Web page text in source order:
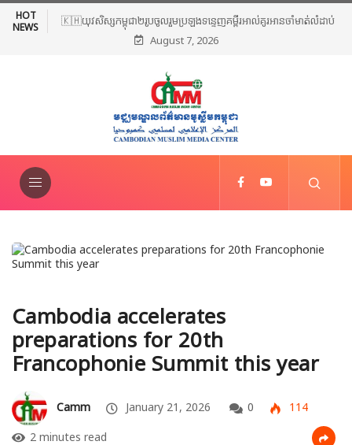
HOT
NEWS
🇰🇭យុវសិស្សកម្ពុជា២រូបចូលរួមប្រឡងទន្ទេញគម្ពីរអាល់គូរអានចាំមាត់លំដាប់
ពិភពលោក លើកទី៤៦ នៅទីក្រុងម៉ាក់កះ ប្រទេសអារ៉ាប៊ីសាអូឌីត
August 7, 2026
Cambodia accelerates
preparations for 20th
Francophonie Summit this year
Camm January 21, 2026 0
114
2 minutes read